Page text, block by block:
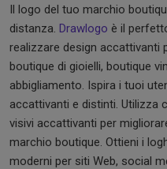
Il logo del tuo marchio
distanza. Drawlogo è il
realizzare design accattivanti
boutique di gioielli, boutique
abbigliamento. Ispira i tuoi
accattivanti e distinti. Utilizza
visivi accattivanti per
marchio boutique. Ottieni i
moderni per siti Web, social